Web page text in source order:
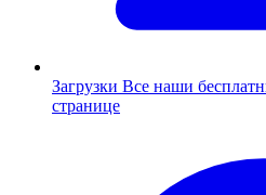
Загрузки Все наши
странице